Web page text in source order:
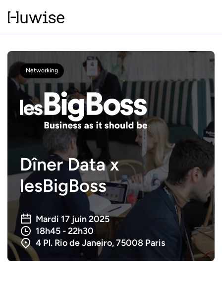
Networking
Dîner Data x
lesBigBoss
Mardi 17 juin 2025
4 Pl. Rio de Janeiro, 75008 Paris
18h45 - 22h30